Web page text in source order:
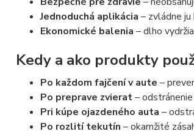
Jednoduchá aplikácia – zvládne
Ekonomické balenia – dlho
Kedy a ako produkty
Po každom fajčení v aute –
Po preprave zvierat– odstránenie
Pri kúpe ojazdeného auta –
Po rozlití tekutín – okamžité